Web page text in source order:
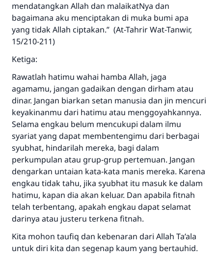
mendatangkan Allah dan malaikatNya dan
bagaimana aku menciptakan di muka bumi apa
yang tidak Allah ciptakan.” (At-Tahrir Wat-Tanwir,
15/210-211)
Ketiga:
Rawatlah hatimu wahai hamba Allah, jaga
agamamu, jangan gadaikan dengan dirham atau
dinar. Jangan biarkan setan manusia dan jin mencuri
keyakinanmu dari hatimu atau menggoyahkannya.
Selama engkau belum mencukupi dalam ilmu
syariat yang dapat membentengimu dari berbagai
syubhat, hindarilah mereka, bagi dalam
perkumpulan atau grup-grup pertemuan. Jangan
dengarkan untaian kata-kata manis mereka. Karena
engkau tidak tahu, jika syubhat itu masuk ke dalam
hatimu, kapan dia akan keluar. Dan apabila fitnah
telah terbentang, apakah engkau dapat selamat
darinya atau justeru terkena fitnah.
Kita mohon taufiq dan kebenaran dari Allah Ta’ala
untuk diri kita dan segenap kaum yang bertauhid.